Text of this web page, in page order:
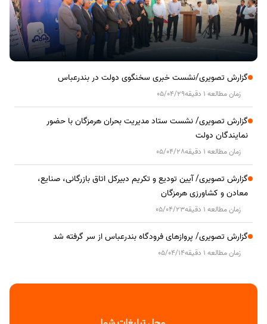
گزارش تصویری/نشست خبری سخنگوی دولت در بندرعباس
زمان مطالعه 1 دقیقه 05/04/29
گزارش تصویری/ نشست ستاد مدیریت بحران هرمزگان با حضور
نمایندگان دولت
زمان مطالعه 1 دقیقه 05/04/28
گزارش تصویری/ آیین تودیع و تکریم دبیرکل اتاق بازرگانی، صنایع،
معادن و کشاورزی هرمزگان
زمان مطالعه 1 دقیقه 05/04/23
گزارش تصویری/ پروازهای فرودگاه بندرعباس از سر گرفته شد
زمان مطالعه 1 دقیقه 05/04/14